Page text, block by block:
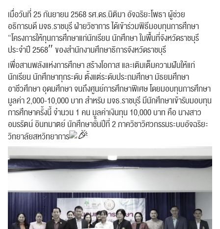
เมื่อวันที่ 25 กันยายน 2568 รศ.ดร.นิติมา อัจฉริยะโพธา ผู้ช่วย
อธิการบดี มจธ.ราชบุรี ฝ่ายวิชาการ ได้เข้าร่วมพิธีมอบทุนการศึกษา
“โครงการให้ทุนการศึกษาแก่นักเรียน นักศึกษาในพื้นที่จังหวัดราชบุรี
ประจำปี 2568″ ของสำนักงานศึกษาธิการจังหวัดราชบุรี
เพื่อสานพลังแห่งการศึกษา สร้างโอกาส และเติมเต็มความฝันให้แก่
นักเรียน นักศึกษาทุกระดับ ตั้งแต่ระดับประถมศึกษา มัธยมศึกษา
อาชีวศึกษา อุดมศึกษา จนถึงศูนย์การศึกษาพิเศษ โดยมอบทุนการศึกษา
มูลค่า 2,000-10,000 บาท สำหรับ มจธ.ราชบุรี มีนักศึกษาเข้ารับมอบทุน
การศึกษาครั้งนี้ จำนวน 1 คน มูลค่าเงินทุน 10,000 บาท คือ นางสาว
อมรรัตน์ อินทมาตย์ นักศึกษาชั้นปีที่ 2 ภาควิชาวิศวกรรมระบบอัจฉริยะ
วิทยาลัยสหวิทยาการ